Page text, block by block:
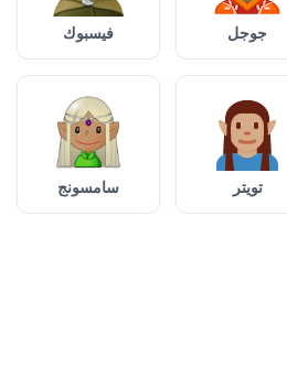
جوجل فيسبوك
تويتر سامسونج